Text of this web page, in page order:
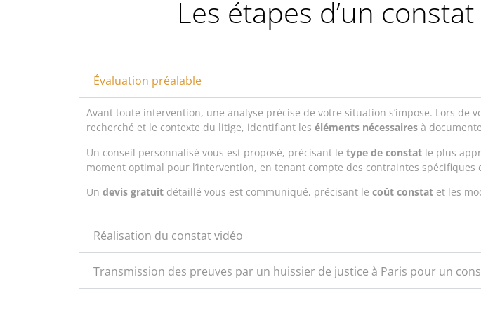
Les étapes d’un
Évaluation préalable
Avant toute intervention, une analyse précise de votre situation s’impose. Lors de
recherché et le contexte du litige, identifiant les éléments nécessaires à
Un conseil personnalisé vous est proposé, précisant le type de constat le plus
moment optimal pour l’intervention, en tenant compte des contraintes spécifiques
Un devis gratuit détaillé vous est communiqué, précisant le coût constat et les
Réalisation du constat vidéo
Transmission des preuves par un huissier de justice à Paris pour un